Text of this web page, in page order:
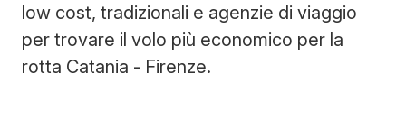
low cost, tradizionali e agenzie di viaggio
per trovare il volo più economico per la
rotta Catania - Firenze.